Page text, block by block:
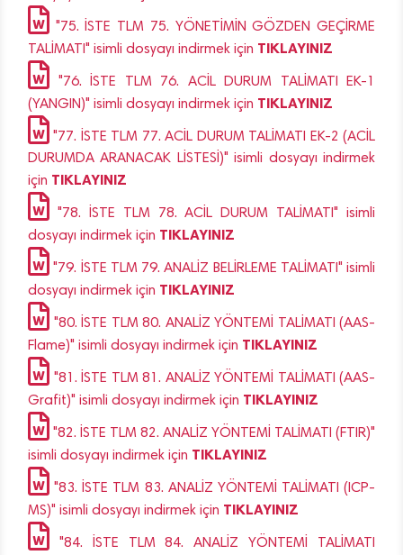
"75. İSTE TLM 75. YÖNETİMİN GÖZDEN GEÇİRME
TALİMATI" isimli dosyayı indirmek için TIKLAYINIZ
"76. İSTE TLM 76. ACİL DURUM TALİMATI EK-1
(YANGIN)" isimli dosyayı indirmek için TIKLAYINIZ
"77. İSTE TLM 77. ACİL DURUM TALİMATI EK-2 (ACİL
DURUMDA ARANACAK LİSTESİ)" isimli dosyayı indirmek
için TIKLAYINIZ
"78. İSTE TLM 78. ACİL DURUM TALİMATI" isimli
dosyayı indirmek için TIKLAYINIZ
"79. İSTE TLM 79. ANALİZ BELİRLEME TALİMATI" isimli
dosyayı indirmek için TIKLAYINIZ
"80. İSTE TLM 80. ANALİZ YÖNTEMİ TALİMATI (AAS-
Flame)" isimli dosyayı indirmek için TIKLAYINIZ
"81. İSTE TLM 81. ANALİZ YÖNTEMİ TALİMATI (AAS-
Grafit)" isimli dosyayı indirmek için TIKLAYINIZ
"82. İSTE TLM 82. ANALİZ YÖNTEMİ TALİMATI (FTIR)"
isimli dosyayı indirmek için TIKLAYINIZ
"83. İSTE TLM 83. ANALİZ YÖNTEMİ TALİMATI (ICP-
MS)" isimli dosyayı indirmek için TIKLAYINIZ
"84. İSTE TLM 84. ANALİZ YÖNTEMİ TALİMATI